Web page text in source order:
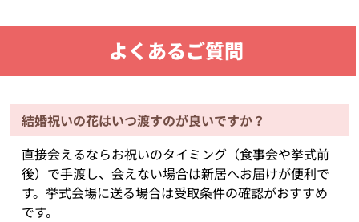
よくあるご質問
結婚祝いの花はいつ渡すのが良いですか？
直接会えるならお祝いのタイミング（食事会や挙式前
後）で手渡し、会えない場合は新居へお届けが便利で
す。挙式会場に送る場合は受取条件の確認がおすすめ
です。